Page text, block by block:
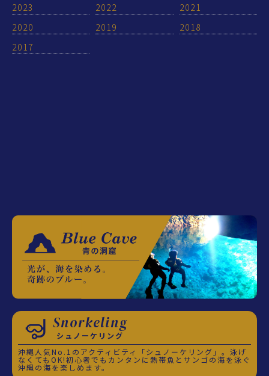
2023
2022
2021
2020
2019
2018
2017
Snorkeling
シュノーケリング
沖縄人気No.1のアクティビティ「シュノーケリング」。泳げ
なくてもOK!初心者でもカンタンに熱帯魚とサンゴの海を泳ぐ
沖縄の海を楽しめます。